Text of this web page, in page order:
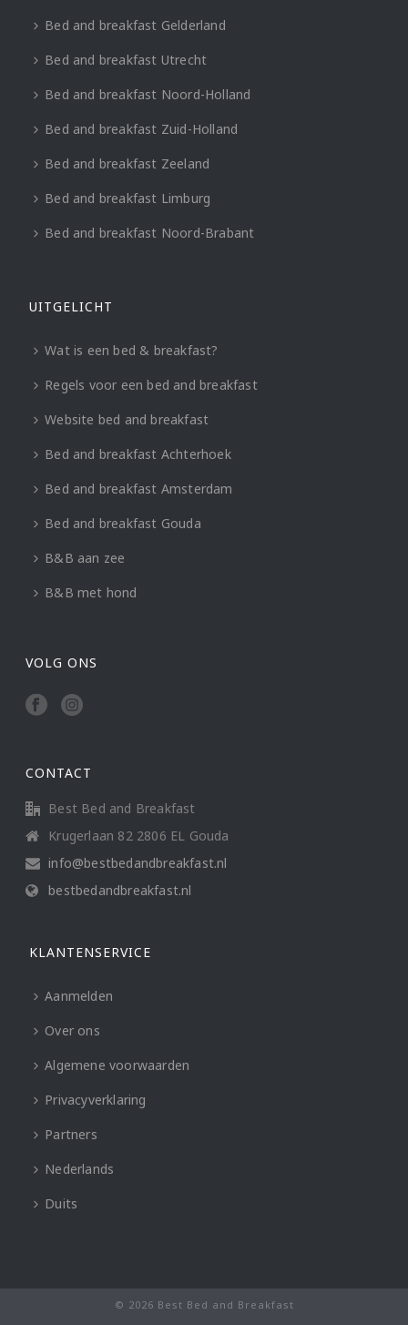
Bed and breakfast Gelderland
Bed and breakfast Utrecht
Bed and breakfast Noord-Holland
Bed and breakfast Zuid-Holland
Bed and breakfast Zeeland
Bed and breakfast Limburg
Bed and breakfast Noord-Brabant
UITGELICHT
Wat is een bed & breakfast?
Regels voor een bed and breakfast
Website bed and breakfast
Bed and breakfast Achterhoek
Bed and breakfast Amsterdam
Bed and breakfast Gouda
B&B aan zee
B&B met hond
VOLG ONS
CONTACT
Best Bed and Breakfast
Krugerlaan 82 2806 EL Gouda
info@bestbedandbreakfast.nl
bestbedandbreakfast.nl
KLANTENSERVICE
Aanmelden
Over ons
Algemene voorwaarden
Privacyverklaring
Partners
Nederlands
Duits
© 2026 Best Bed and Breakfast